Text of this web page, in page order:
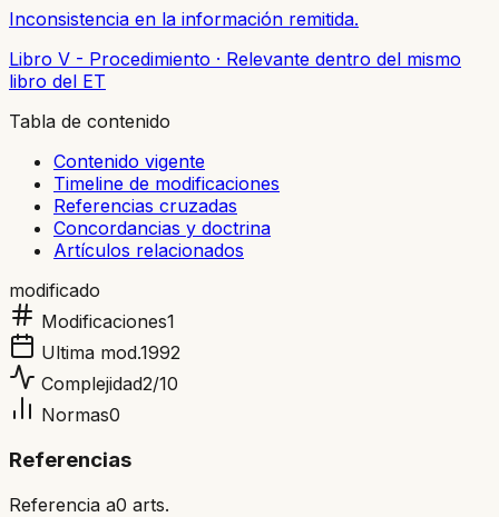
Inconsistencia en la información remitida.
Libro V - Procedimiento · Relevante dentro del mismo
libro del ET
Tabla de contenido
Contenido vigente
Timeline de modificaciones
Referencias cruzadas
Concordancias y doctrina
Artículos relacionados
modificado
Modificaciones1
Ultima mod.1992
Complejidad2/10
Normas0
Referencias
Referencia a0 arts.